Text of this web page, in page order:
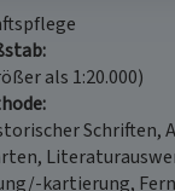
als 1:20.000)
Schriften,
kartierung,